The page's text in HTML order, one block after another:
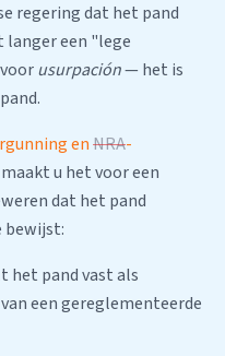
regering dat het pand
langer een "lege
usurpación— het is
enNRA-
u het voor een
dat het pand
bewijst:
het pand vast als
een gereglementeerde